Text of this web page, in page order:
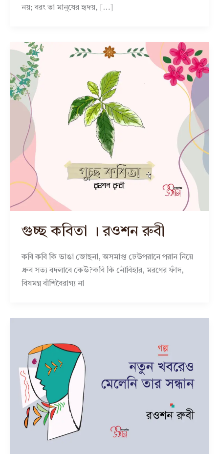
নয়; বরং তা মানুষের হৃদয়, […]
গুচ্ছ কবিতা । রওশন রুবী
কবি কবি কি ভাঙা জোছনা, অসমাপ্ত ঢেউপরানে পরান নিয়ে
ধ্রুব সত্য বদলাবে কেউ?কবি কি নৌবিহার, মরণের ফাঁদ,
বিষমগ্ন বাঁশিবৈরাগ্য না